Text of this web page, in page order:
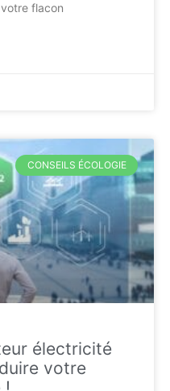
flacon
CONSEILS ÉCOLOGIE
électricité
votre